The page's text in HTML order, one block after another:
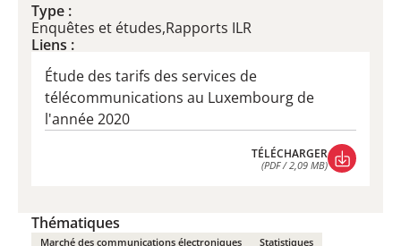
Type :
Enquêtes et études,Rapports ILR
Liens :
Étude des tarifs des services de
télécommunications au Luxembourg de
l'année 2020
TÉLÉCHARGER
(PDF / 2,09 MB)
Thématiques
Marché des communications électroniques Statistiques